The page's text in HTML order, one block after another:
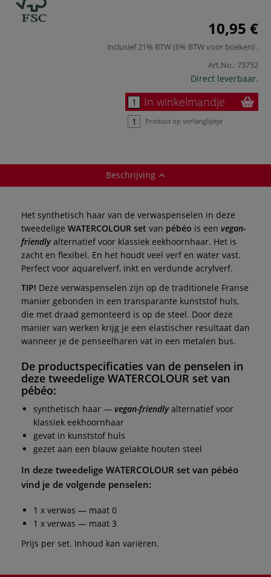
10,95 €
inclusief 21% BTW (6% BTW voor boeken) .
Art.No.:73752
Direct leverbaar.
In winkelmandje
Product op verlanglijstje
Beschrijving
Het synthetisch haar van de verwaspenselen in deze
tweedelige WATERCOLOUR set van pébéo is een vegan-
friendlyalternatief voor klassiek eekhoornhaar. Het is
zacht en flexibel. En het houdt veel verf en water vast.
Perfect voor aquarelverf, inkt en verdunde acrylverf.
TIP! Deze verwaspenselen zijn op de traditionele Franse
manier gebonden in een transparante kunststof huls,
die met draad gemonteerd is op de steel. Door deze
manier van werken krijg je een elastischer resultaat dan
wanneer je de penseelharen vat in een metalen bus.
De productspecificaties van de penselen in
deze tweedelige WATERCOLOUR set van
pébéo:
synthetisch haar — vegan-friendlyalternatief voor
klassiek eekhoornhaar
gevat in kunststof huls
gezet aan een blauw gelakte houten steel
In deze tweedelige WATERCOLOUR set van pébéo
vind je de volgende penselen:
1 x verwas — maat 0
1 x verwas — maat 3
Prijs per set. Inhoud kan variëren.